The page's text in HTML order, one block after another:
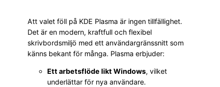
Att valet föll på KDE Plasma är ingen tillfällighet.
Det är en modern, kraftfull och flexibel
skrivbordsmiljö med ett användargränssnitt som
känns bekant för många. Plasma erbjuder:
Ett arbetsflöde likt Windows, vilket
underlättar för nya användare.